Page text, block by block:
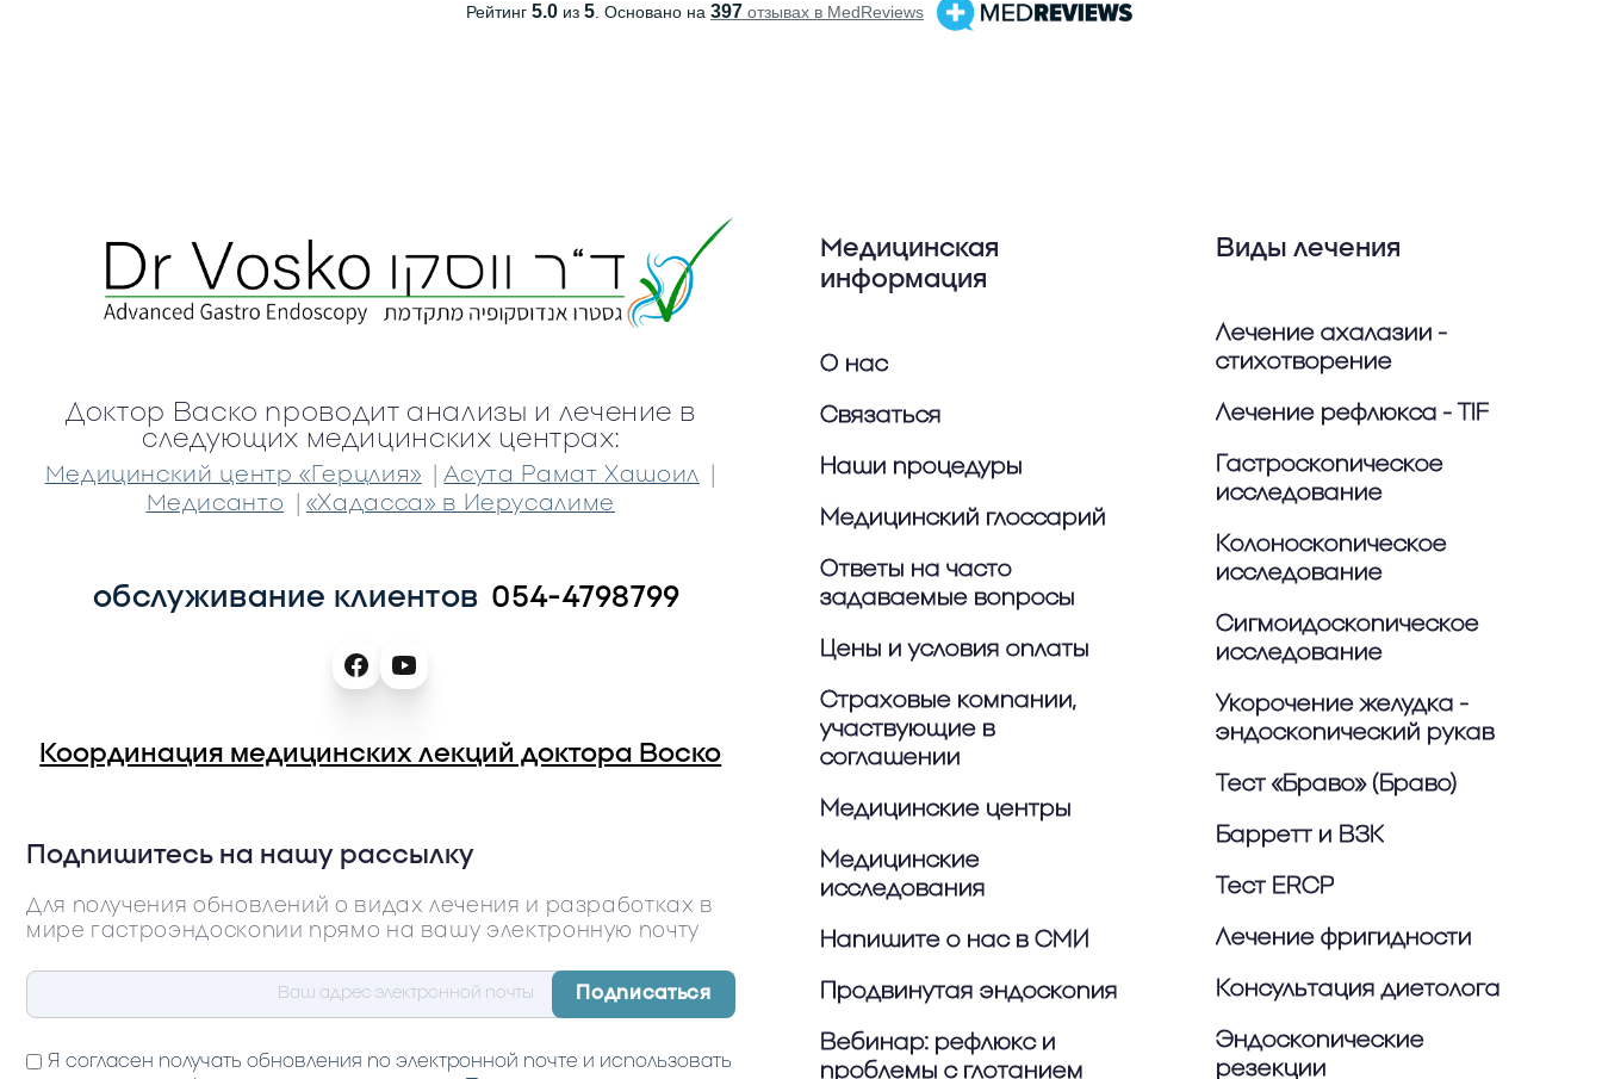
Доктор Васко проводит анализы и лечение в
следующих медицинских центрах:
Медицинский центр «Герцлия» |Асута Рамат Хашоил |
Медисанто | «Хадасса» в Иерусалиме
обслуживание клиентов 054-4798799
Координация медицинских лекций доктора Воско
Подпишитесь на нашу рассылку
Для получения обновлений о видах лечения и разработках в
мире гастроэндоскопии прямо на вашу электронную почту
Я согласен получать обновления по электронной почте и использовать
Медицинская
информация
О нас
Связаться
Наши процедуры
Медицинский глоссарий
Ответы на часто
задаваемые вопросы
Цены и условия оплаты
Страховые компании,
участвующие в
соглашении
Медицинские центры
Медицинские
исследования
Напишите о нас в СМИ
Продвинутая эндоскопия
Вебинар: рефлюкс и
проблемы с глотанием
Виды лечения
Лечение ахалазии -
стихотворение
Лечение рефлюкса - TIF
Гастроскопическое
исследование
Колоноскопическое
исследование
Сигмоидоскопическое
исследование
Укорочение желудка -
эндоскопический рукав
Тест «Браво» (Браво)
Барретт и ВЗК
Тест ERCP
Лечение фригидности
Консультация диетолога
Эндоскопические
резекции